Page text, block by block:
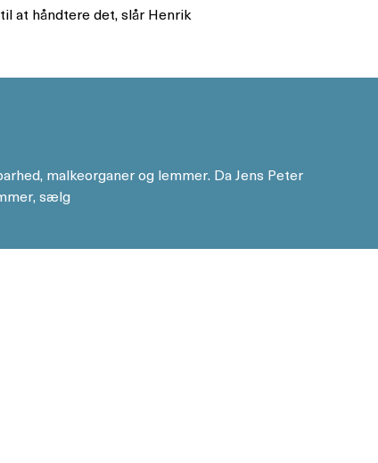
at håndtere det, slår Henrik
malkeorganer og lemmer. Da Jens Peter
sælg